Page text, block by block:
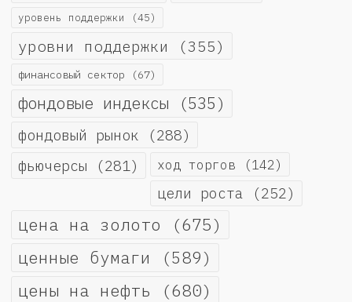
уровень поддержки (45)
уровни поддержки (355)
финансовый сектор (67)
фондовые индексы (535)
фондовый рынок (288)
фьючерсы (281) ход торгов (142)
цели роста (252)
цена на золото (675)
ценные бумаги (589)
цены на нефть (680)